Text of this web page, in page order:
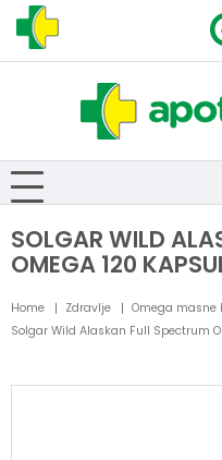
SOLGAR WILD
OMEGA 120
Home Zdravlje
Omega masne
Solgar Wild Alaskan Full Spectrum